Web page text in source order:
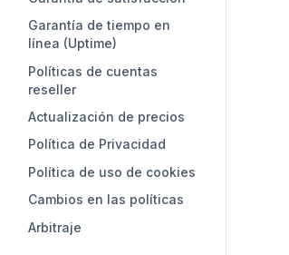
Garantía de tiempo en
línea (Uptime)
Políticas de cuentas
reseller
Actualización de precios
Política de Privacidad
Política de uso de cookies
Cambios en las políticas
Arbitraje